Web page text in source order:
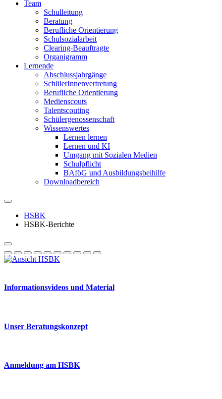
Team
Schulleitung
Beratung
Berufliche Orientierung
Schulsozialarbeit
Clearing-Beauftragte
Organigramm
Lernende
Abschlussjahrgänge
SchülerInnenvertretung
Berufliche Orientierung
Medienscouts
Talentscouting
Schüler­genossen­schaft
Wissenswertes
Lernen lernen
Lernen und KI
Umgang mit Sozialen Medien
Schulpflicht
BAföG und Ausbildungsbeihilfe
Downloadbereich
HSBK
HSBK-Berichte
Informationsvideos und Material
Unser Beratungskonzept
Anmeldung am HSBK